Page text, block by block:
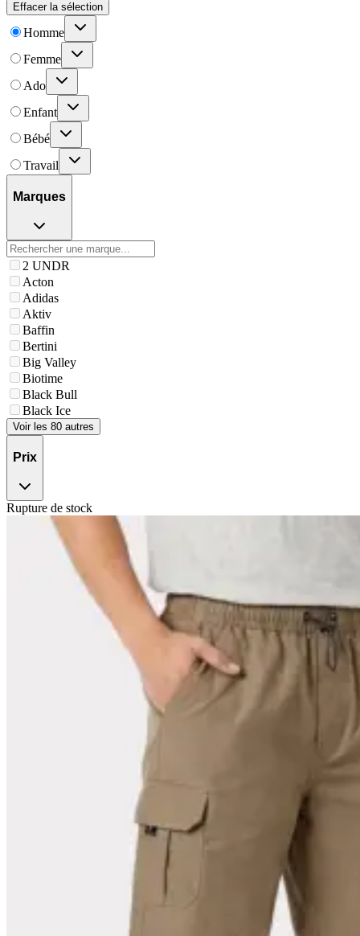
Effacer la sélection
Homme
Femme
Ado
Enfant
Bébé
Travail
Marques
2 UNDR
Acton
Adidas
Aktiv
Baffin
Bertini
Big Valley
Biotime
Black Bull
Black Ice
Voir les 80 autres
Prix
Rupture de stock